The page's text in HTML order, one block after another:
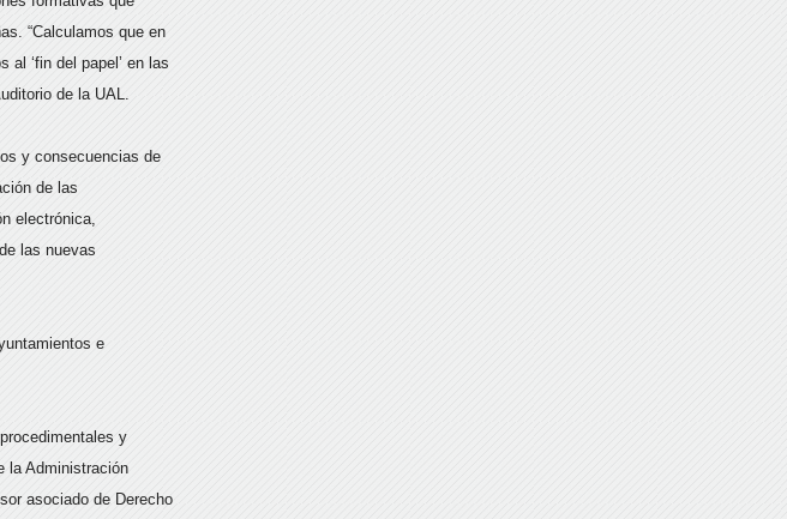
“Calculamos que en
‘fin del papel’ en las
de la UAL.
y consecuencias de
de las
electrónica,
las nuevas
e
y
la Administración
asociado de Derecho